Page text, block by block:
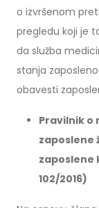
o izvršenom
pregledu koji je
da služba
stanja
obavesti
Pravilnik o
zaposlene
zaposlene
102/2016)